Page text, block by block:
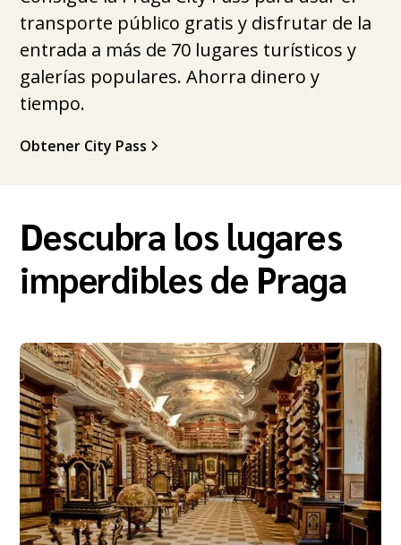
transporte público gratis y disfrutar de la
entrada a más de 70 lugares turísticos y
galerías populares. Ahorra dinero y
tiempo.
Obtener City Pass
Descubra los lugares
imperdibles de Praga